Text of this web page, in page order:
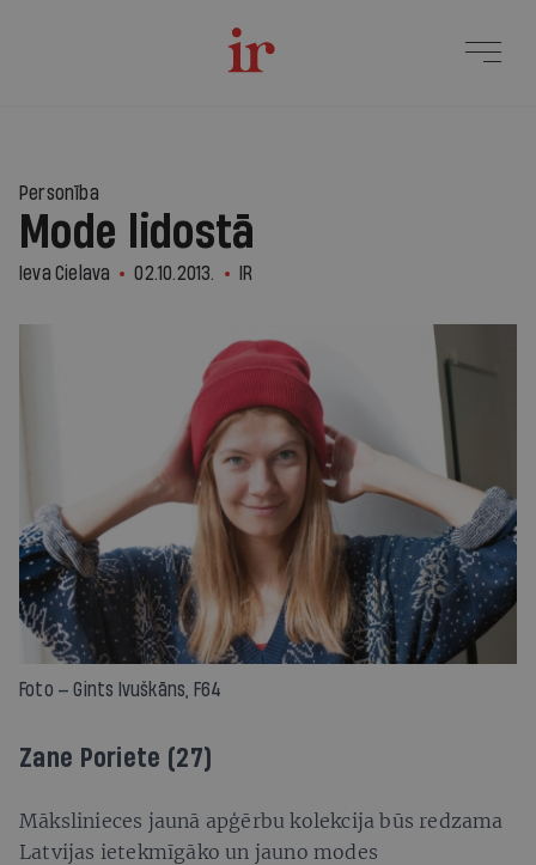
Personība
Mode lidostā
Ieva Cielava 02.10.2013. IR
Foto — Gints Ivuškāns, F64
Zane Poriete (27)
Mākslinieces jaunā apģērbu kolekcija būs redzama
Latvijas ietekmīgāko un jauno modes